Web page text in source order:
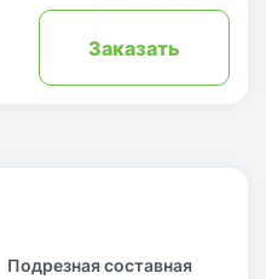
Заказать
Подрезная составная